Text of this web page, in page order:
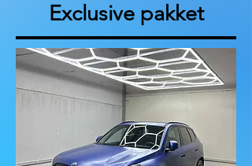
Exclusive pakket